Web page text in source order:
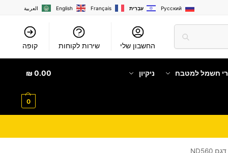
العربية English Français עִבְרִית Русский
החשבון שלי שירות לקוחות קופה
חשמל למטבח ניקיון 0.00
₪
0